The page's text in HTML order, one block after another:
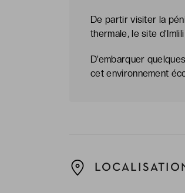
De partir visiter la
thermale, le site
D’embarquer
cet environnement